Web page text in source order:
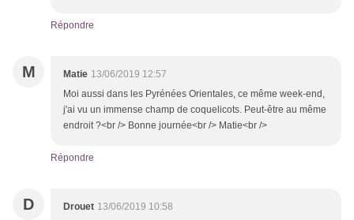
Répondre
M Matie 13/06/2019 12:57
Moi aussi dans les Pyrénées Orientales, ce même week-end,
j'ai vu un immense champ de coquelicots. Peut-être au même
endroit ?<br /> Bonne journée<br /> Matie<br />
Répondre
D Drouet 13/06/2019 10:58